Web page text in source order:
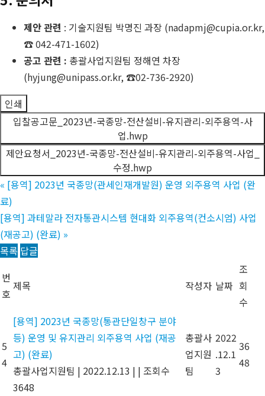
제안 관련 : 기술지원팀 박명진 과장 (nadapmj@cupia.or.kr,
☎ 042-471-1602)
공고 관련 : 총괄사업지원팀 정해연 차장
(hyjung@unipass.or.kr, ☎02-736-2920)
인쇄
입찰공고문_2023년-국종망-전산설비-유지관리-외주용역-사
업.hwp
제안요청서_2023년-국종망-전산설비-유지관리-외주용역-사업_
수정.hwp
« [용역] 2023년 국종망(관세인재개발원) 운영 외주용역 사업 (완
료)
[용역] 과테말라 전자통관시스템 현대화 외주용역(컨소시엄) 사업
(재공고) (완료) »
목록 답글
번
호
제목 작성자 날짜
조
회
수
5
4
[용역] 2023년 국종망(통관단일창구 분야
등) 운영 및 유지관리 외주용역 사업 (재공
고) (완료)
총괄사업지원팀 | 2022.12.13 | | 조회수
3648
총괄사
업지원
팀
2022
.12.1
3
36
48